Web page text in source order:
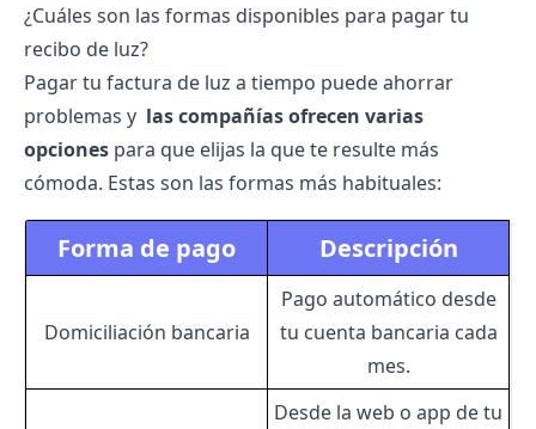
¿Cuáles son las formas disponibles para pagar tu
recibo de luz?
Pagar tu factura de luz a tiempo puede ahorrar
problemas y las compañías ofrecen varias
opciones para que elijas la que te resulte más
cómoda. Estas son las formas más habituales:
Forma de pago Descripción
Domiciliación bancaria
Pago automático desde
tu cuenta bancaria cada
mes.
Desde la web o app de tu